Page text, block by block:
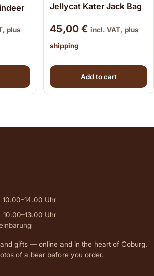
plus
Jellycat Kater Jack Bag
45,00 € incl. VAT, plus
shipping
Add to cart
10.00–14.00 Uhr
10.00–13.00 Uhr
gifts — online and in the heart of Coburg.
of a bear before you order.